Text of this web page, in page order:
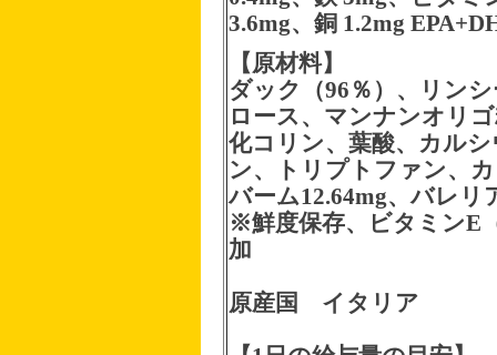
3.6mg、銅 1.2mg
【原材料】
ダック（96％）、リン
ロース、マンナンオリ
化コリン、葉酸、カル
ン、トリプトファン、
バーム12.64mg、バレリ
※鮮度保存、ビタミンE
加
原産国 イタリア